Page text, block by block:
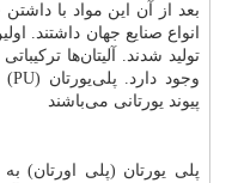
بعد از آن این مواد با
انواع صنایع جهان داشتند.
تولید شدند. آلیتان‌ها
وجود دارد. پلی‌یورتان (PU
)
پیوند یورتانی می‌باشند
پلی یورتان (پلی اورتان)